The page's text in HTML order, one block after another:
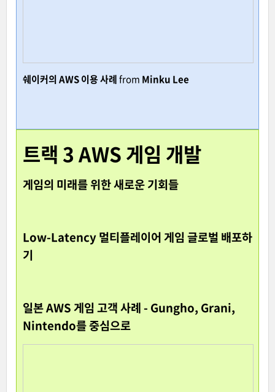
쉐이커의 AWS 이용 사례from Minku Lee
트랙 3 AWS 게임 개발
게임의 미래를 위한 새로운 기회들
Low-Latency 멀티플레이어 게임 글로벌 배포하
기
일본 AWS 게임 고객 사례 - Gungho, Grani,
Nintendo를 중심으로